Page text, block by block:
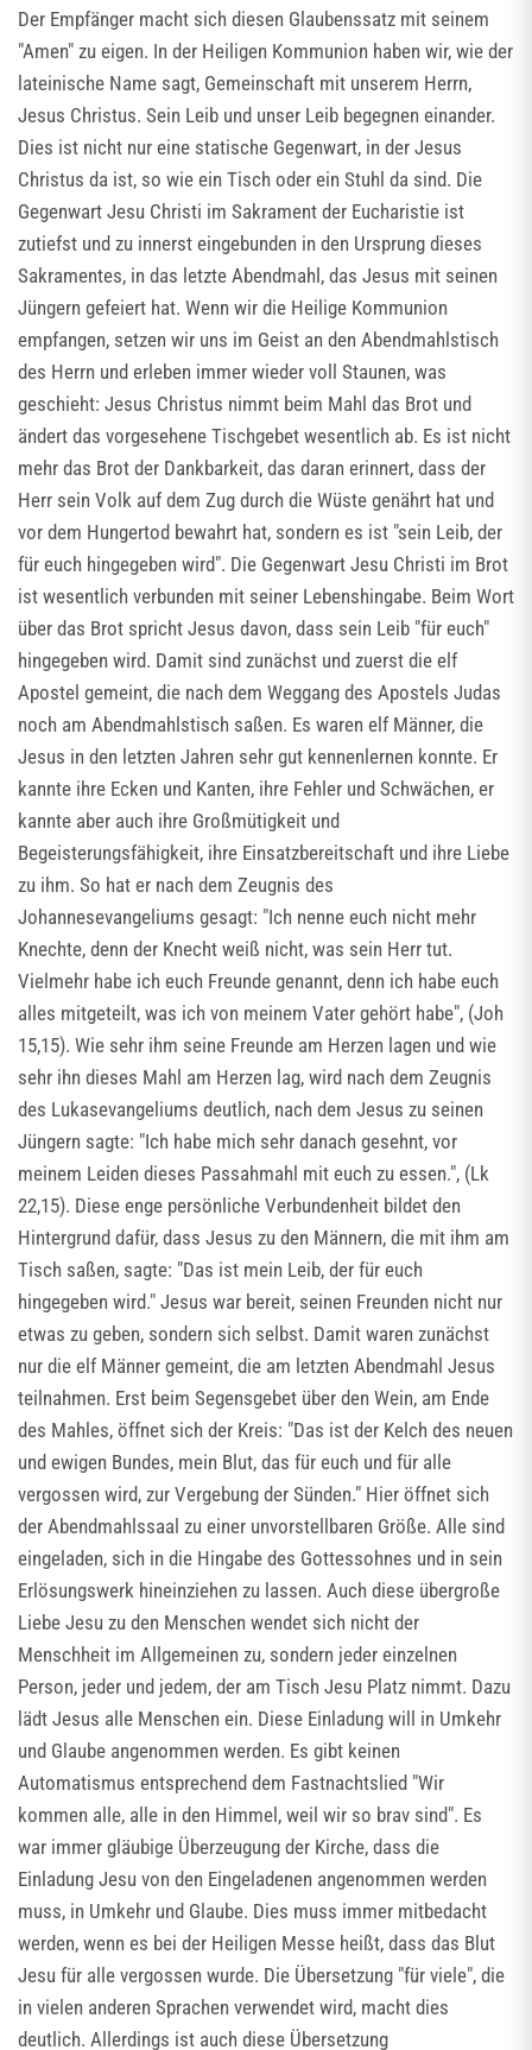
Der Empfänger macht sich diesen Glaubenssatz mit seinem
"Amen" zu eigen. In der Heiligen Kommunion haben wir, wie der
lateinische Name sagt, Gemeinschaft mit unserem Herrn,
Jesus Christus. Sein Leib und unser Leib begegnen einander.
Dies ist nicht nur eine statische Gegenwart, in der Jesus
Christus da ist, so wie ein Tisch oder ein Stuhl da sind. Die
Gegenwart Jesu Christi im Sakrament der Eucharistie ist
zutiefst und zu innerst eingebunden in den Ursprung dieses
Sakramentes, in das letzte Abendmahl, das Jesus mit seinen
Jüngern gefeiert hat. Wenn wir die Heilige Kommunion
empfangen, setzen wir uns im Geist an den Abendmahlstisch
des Herrn und erleben immer wieder voll Staunen, was
geschieht: Jesus Christus nimmt beim Mahl das Brot und
ändert das vorgesehene Tischgebet wesentlich ab. Es ist nicht
mehr das Brot der Dankbarkeit, das daran erinnert, dass der
Herr sein Volk auf dem Zug durch die Wüste genährt hat und
vor dem Hungertod bewahrt hat, sondern es ist "sein Leib, der
für euch hingegeben wird". Die Gegenwart Jesu Christi im Brot
ist wesentlich verbunden mit seiner Lebenshingabe. Beim Wort
über das Brot spricht Jesus davon, dass sein Leib "für euch"
hingegeben wird. Damit sind zunächst und zuerst die elf
Apostel gemeint, die nach dem Weggang des Apostels Judas
noch am Abendmahlstisch saßen. Es waren elf Männer, die
Jesus in den letzten Jahren sehr gut kennenlernen konnte. Er
kannte ihre Ecken und Kanten, ihre Fehler und Schwächen, er
kannte aber auch ihre Großmütigkeit und
Begeisterungsfähigkeit, ihre Einsatzbereitschaft und ihre Liebe
zu ihm. So hat er nach dem Zeugnis des
Johannesevangeliums gesagt: "Ich nenne euch nicht mehr
Knechte, denn der Knecht weiß nicht, was sein Herr tut.
Vielmehr habe ich euch Freunde genannt, denn ich habe euch
alles mitgeteilt, was ich von meinem Vater gehört habe", (Joh
15,15). Wie sehr ihm seine Freunde am Herzen lagen und wie
sehr ihn dieses Mahl am Herzen lag, wird nach dem Zeugnis
des Lukasevangeliums deutlich, nach dem Jesus zu seinen
Jüngern sagte: "Ich habe mich sehr danach gesehnt, vor
meinem Leiden dieses Passahmahl mit euch zu essen.", (Lk
22,15). Diese enge persönliche Verbundenheit bildet den
Hintergrund dafür, dass Jesus zu den Männern, die mit ihm am
Tisch saßen, sagte: "Das ist mein Leib, der für euch
hingegeben wird." Jesus war bereit, seinen Freunden nicht nur
etwas zu geben, sondern sich selbst. Damit waren zunächst
nur die elf Männer gemeint, die am letzten Abendmahl Jesus
teilnahmen. Erst beim Segensgebet über den Wein, am Ende
des Mahles, öffnet sich der Kreis: "Das ist der Kelch des neuen
und ewigen Bundes, mein Blut, das für euch und für alle
vergossen wird, zur Vergebung der Sünden." Hier öffnet sich
der Abendmahlssaal zu einer unvorstellbaren Größe. Alle sind
eingeladen, sich in die Hingabe des Gottessohnes und in sein
Erlösungswerk hineinziehen zu lassen. Auch diese übergroße
Liebe Jesu zu den Menschen wendet sich nicht der
Menschheit im Allgemeinen zu, sondern jeder einzelnen
Person, jeder und jedem, der am Tisch Jesu Platz nimmt. Dazu
lädt Jesus alle Menschen ein. Diese Einladung will in Umkehr
und Glaube angenommen werden. Es gibt keinen
Automatismus entsprechend dem Fastnachtslied "Wir
kommen alle, alle in den Himmel, weil wir so brav sind". Es
war immer gläubige Überzeugung der Kirche, dass die
Einladung Jesu von den Eingeladenen angenommen werden
muss, in Umkehr und Glaube. Dies muss immer mitbedacht
werden, wenn es bei der Heiligen Messe heißt, dass das Blut
Jesu für alle vergossen wurde. Die Übersetzung "für viele", die
in vielen anderen Sprachen verwendet wird, macht dies
deutlich. Allerdings ist auch diese Übersetzung